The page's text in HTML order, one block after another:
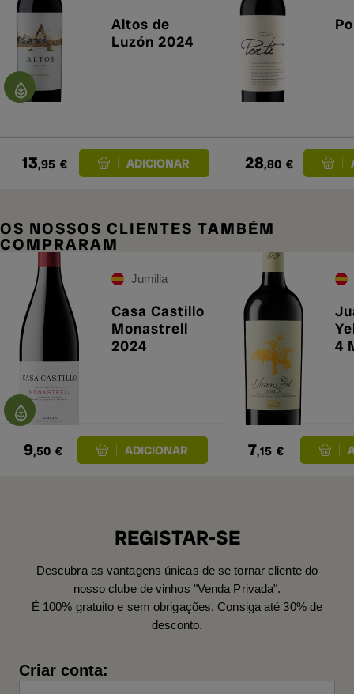
Altos de
Luzón 2024
13,95 € 28,80 €
OS NOSSOS CLIENTES TAMBÉM
COMPRARAM
Jumilla
Casa Castillo
Monastrell
2024
9,50 €
4
7,15 €
REGISTAR-SE
Descubra as vantagens únicas de se tornar cliente do
nosso clube de vinhos "Venda Privada".
É 100% gratuito e sem obrigações. Consiga até 30% de
desconto.
Criar conta: